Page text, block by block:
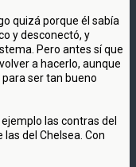
quizá porque él sabía
y desconectó, y
Pero antes sí que
a hacerlo, aunque
ser tan bueno
las contras del
del Chelsea. Con